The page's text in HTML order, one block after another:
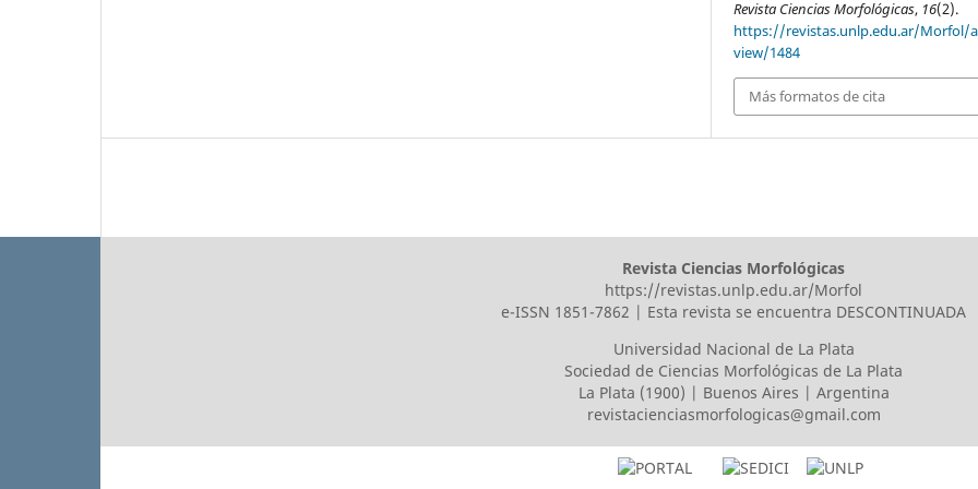
Revista Ciencias Morfológicas, 16(2).
https://revistas.unlp.edu.ar/Morfol/
view/1484
Más formatos de cita
Revista Ciencias Morfológicas
https://revistas.unlp.edu.ar/Morfol
e-ISSN 1851-7862 | Esta revista se encuentra DESCONTINUADA
Universidad Nacional de La Plata
Sociedad de Ciencias Morfológicas de La Plata
La Plata (1900) | Buenos Aires | Argentina
revistacienciasmorfologicas@gmail.com